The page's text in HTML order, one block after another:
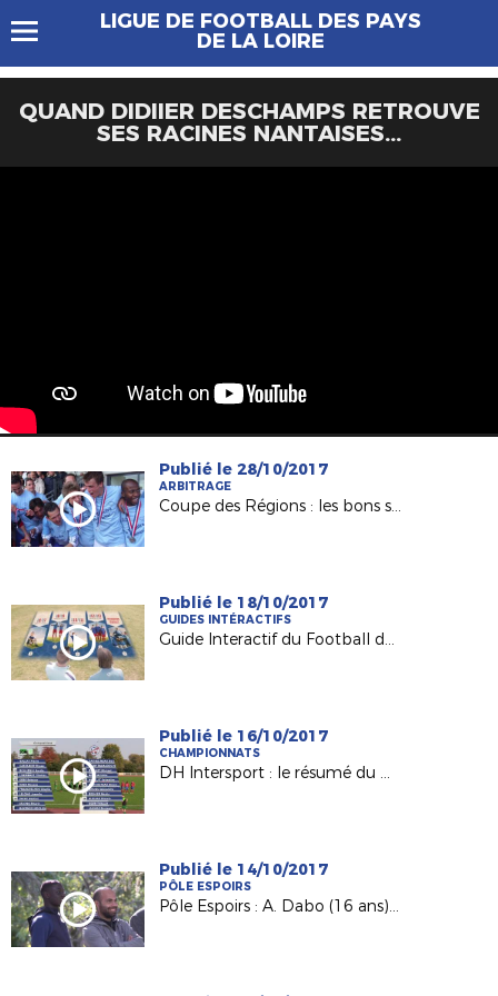
LIGUE DE FOOTBALL DES PAYS
DE LA LOIRE
QUAND DIDIIER DESCHAMPS RETROUVE
SES RACINES NANTAISES...
Publié le 28/10/2017
ARBITRAGE
Coupe des Régions : les bons souvenirs d'Alban Atonatty
Publié le 18/10/2017
GUIDES INTÉRACTIFS
Guide Interactif du Football des Enfants (GIFE)
Publié le 16/10/2017
CHAMPIONNATS
DH Intersport : le résumé du match SO Maine / Anc. Château-Gontier
Publié le 14/10/2017
PÔLE ESPOIRS
Pôle Espoirs : A. Dabo (16 ans) pro avec le FC Nantes !